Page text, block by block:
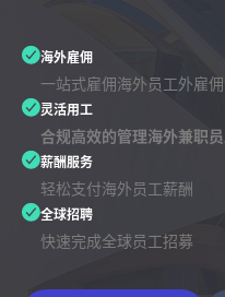
海外雇佣
一站式雇佣海外员工外雇佣
灵活用工
合规高效的管理海外兼职
薪酬服务
轻松支付海外员工薪酬
全球招聘
快速完成全球员工招募